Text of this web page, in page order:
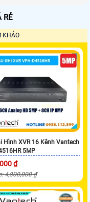
RẺ
KHẢO
Hình XVR 16 Kênh Vantech
5MP
₫
4,800,000 ₫